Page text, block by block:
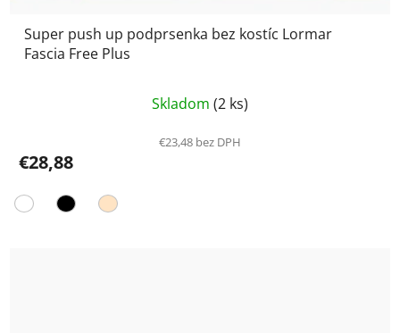
Super push up podprsenka bez kostíc Lormar
Fascia Free Plus
hodnotenie
produktu
Skladom (2 ks)
€23,48 bez DPH
€28,88